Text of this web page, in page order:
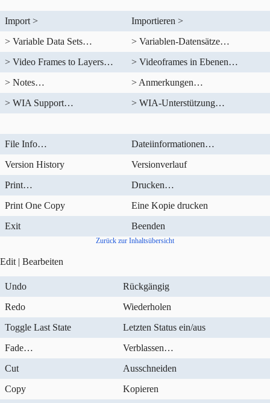
Import >
Importieren >
> Variable Data Sets…
> Variablen-Datensätze…
> Video Frames to Layers…
> Videoframes in Ebenen…
> Notes…
> Anmerkungen…
> WIA Support…
> WIA-Unterstützung…
File Info…
Dateiinformationen…
Version History
Versionverlauf
Print…
Drucken…
Print One Copy
Eine Kopie drucken
Exit
Beenden
Zurück zur Inhaltsübersicht
Edit | Bearbeiten
Undo
Rückgängig
Redo
Wiederholen
Toggle Last State
Letzten Status ein/aus
Fade…
Verblassen…
Cut
Ausschneiden
Copy
Kopieren